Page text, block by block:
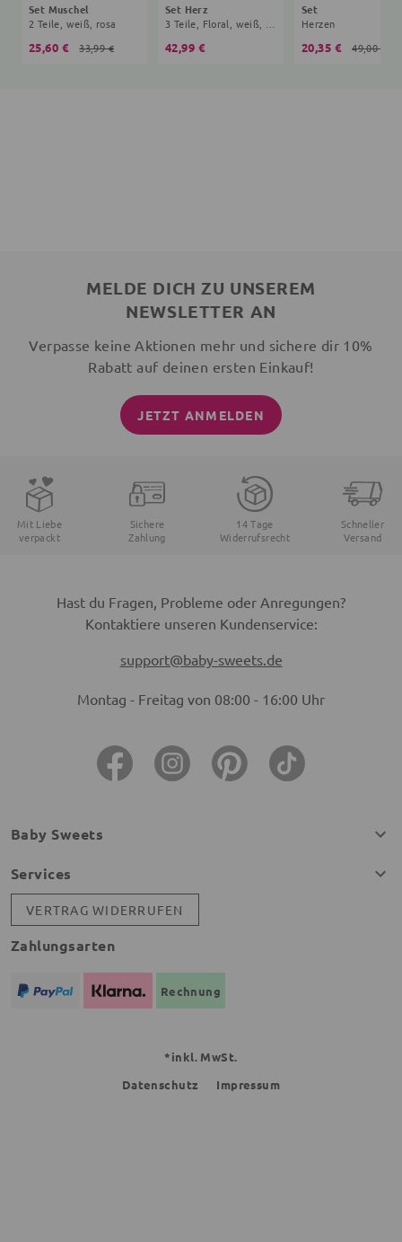
Set Muschel
2 Teile, weiß, rosa
25,60 € 33,99 €
Set Herz
42,99 €
Set
Herzen
20,35 € 49,00 €
MELDE DICH ZU UNSEREM
NEWSLETTER AN
Verpasse keine Aktionen mehr und sichere dir 10%
Rabatt auf deinen ersten Einkauf!
JETZT ANMELDEN
Mit Liebe
verpackt
Sichere
Zahlung
14 Tage
Widerrufsrecht
Schneller
Versand
Hast du Fragen, Probleme oder Anregungen?
Kontaktiere unseren Kundenservice:
support@baby-sweets.de
Montag - Freitag von 08:00 - 16:00 Uhr
Baby Sweets
Services
VERTRAG WIDERRUFEN
Zahlungsarten
Rechnung
*inkl. MwSt.
Datenschutz
Impressum